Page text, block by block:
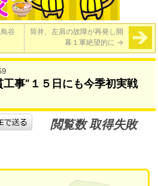
谷
筒井、左肩の故障が再発し開
幕１軍絶望的に →
工事”１５日にも今季初実戦
閲覧数 取得失敗